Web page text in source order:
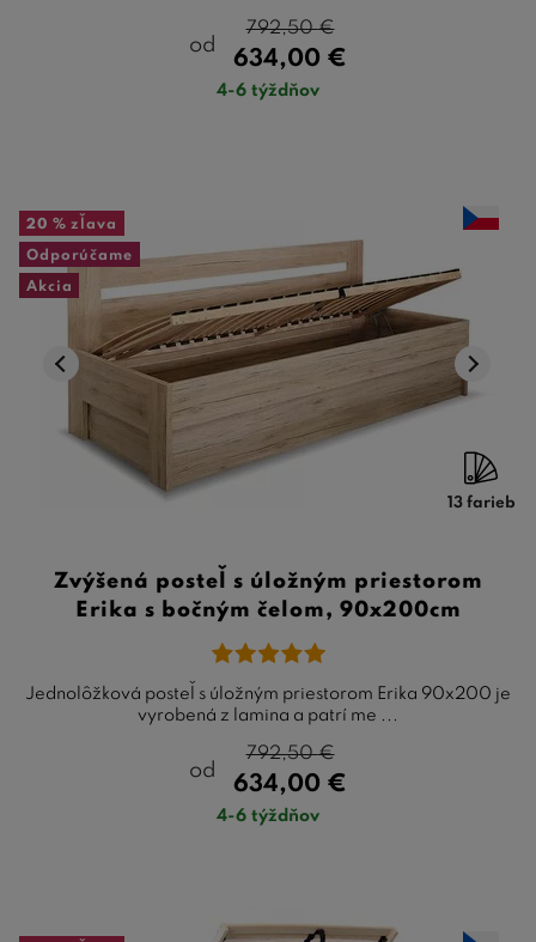
od
634,00 €
792,50€
4-6 týždňov
20 % zľava
Odporúčame
Akcia
13 farieb
Zvýšená posteľ s úložným priestorom
Erika s bočným čelom, 90x200cm
Jednolôžková posteľ s úložným priestorom Erika 90x200 je
vyrobená z lamina a patrí me ...
od
634,00 €
792,50€
4-6 týždňov